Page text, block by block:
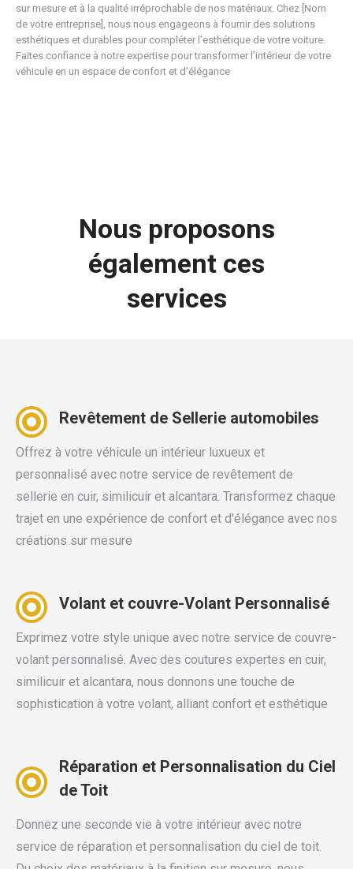
sur mesure et à la qualité irréprochable de nos matériaux. Chez [Nom
de votre entreprise], nous nous engageons à fournir des solutions
esthétiques et durables pour compléter l’esthétique de votre voiture.
Faites confiance à notre expertise pour transformer l’intérieur de votre
véhicule en un espace de confort et d’élégance
Nous proposons
également ces
services
Revêtement de Sellerie automobiles
Offrez à votre véhicule un intérieur luxueux et
personnalisé avec notre service de revêtement de
sellerie en cuir, similicuir et alcantara. Transformez chaque
trajet en une expérience de confort et d'élégance avec nos
créations sur mesure
Volant et couvre-Volant Personnalisé
Exprimez votre style unique avec notre service de couvre-
volant personnalisé. Avec des coutures expertes en cuir,
similicuir et alcantara, nous donnons une touche de
sophistication à votre volant, alliant confort et esthétique
Réparation et Personnalisation du Ciel
de Toit
Donnez une seconde vie à votre intérieur avec notre
service de réparation et personnalisation du ciel de toit.